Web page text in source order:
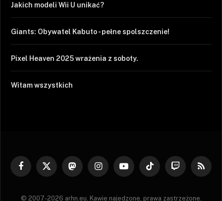
Jakich modeli Wii U unikać?
Giants: Obywatel Kabuto - pełne spolszczenie!
Pixel Heaven 2025 wrażenia z soboty.
Witam wszystkich
Facebook
X
MastodonInstagramYouTubeTikTok Twitch RSS
© 2007-2026 arhn.eu. Kawie najedzone, prawa zastrzeżone.